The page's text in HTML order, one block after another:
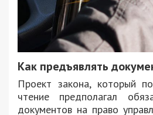
Как предъявлять
Проект закона, который
чтение предполагал
документов на право